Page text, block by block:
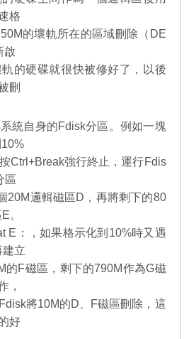
格
的壞軌所在的區域刪除（DE
啟
的硬碟就很快被修好了，以後
刪
統自身的Fdisk分區。例如一塊
Ctrl+Break強行終止，運行Fdis
區
20M邏輯磁區D，再將剩下的80
。
E：，如果格示化到10%時又遇
立
的F磁區，剩下的790M作為G磁
，
將10M的D、F磁區刪除，這
好